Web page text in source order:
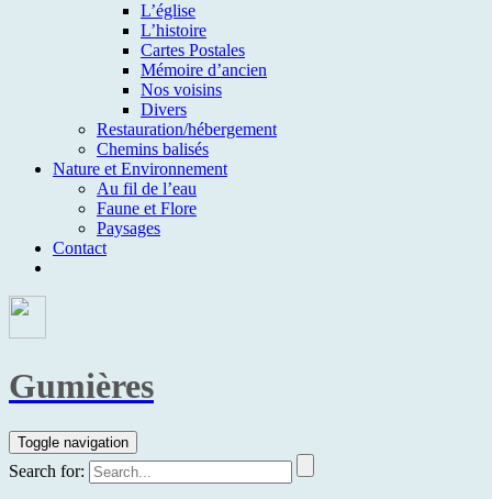
L’église
L’histoire
Cartes Postales
Mémoire d’ancien
Nos voisins
Divers
Restauration/hébergement
Chemins balisés
Nature et Environnement
Au fil de l’eau
Faune et Flore
Paysages
Contact
Gumières
Toggle navigation
Search for: